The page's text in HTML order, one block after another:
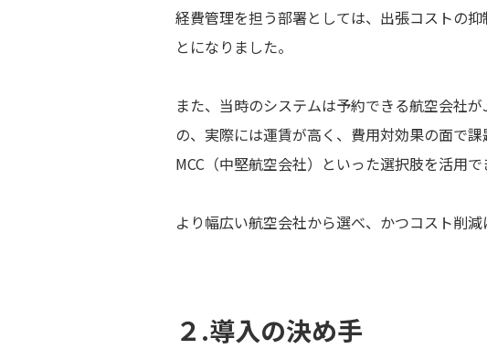
経費管理を担う部署としては、出張コストの
とになりました。
また、当時のシステムは予約できる航空会社
の、実際には運賃が高く、費用対効果の面で
MCC（中堅航空会社）といった選択肢を活用
より幅広い航空会社から選べ、かつコスト削
２.導入の決め手